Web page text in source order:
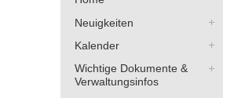
Neuigkeiten
Kalender
Wichtige Dokumente &
Verwaltungsinfos